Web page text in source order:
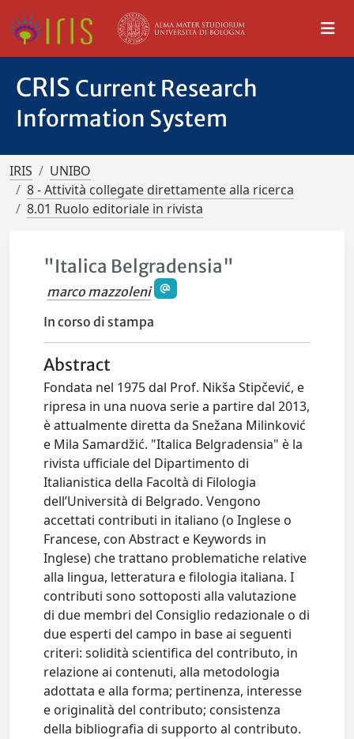
CRIS Current Research
Information System
IRIS
UNIBO
8 - Attività collegate direttamente alla ricerca
8.01 Ruolo editoriale in rivista
"Italica Belgradensia"
marco mazzoleni
In corso di stampa
Abstract
Fondata nel 1975 dal Prof. Nikša Stipčević, e
ripresa in una nuova serie a partire dal 2013,
è attualmente diretta da Snežana Milinković
e Mila Samardžić. "Italica Belgradensia" è la
rivista ufficiale del Dipartimento di
Italianistica della Facoltà di Filologia
dell’Università di Belgrado. Vengono
accettati contributi in italiano (o Inglese o
Francese, con Abstract e Keywords in
Inglese) che trattano problematiche relative
alla lingua, letteratura e filologia italiana. I
contributi sono sottoposti alla valutazione
di due membri del Consiglio redazionale o di
due esperti del campo in base ai seguenti
criteri: solidità scientifica del contributo, in
relazione ai contenuti, alla metodologia
adottata e alla forma; pertinenza, interesse
e originalità del contributo; consistenza
della bibliografia di supporto al contributo.